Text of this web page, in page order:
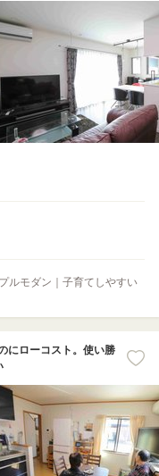
ルモダン｜子育てしやすい
にローコスト。使い勝